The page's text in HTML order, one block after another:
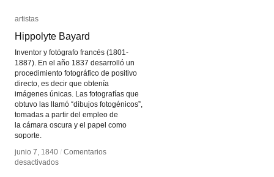
artistas
Hippolyte Bayard
Inventor y fotógrafo francés (1801-
1887). En el año 1837 desarrolló un
procedimiento fotográfico de positivo
directo, es decir que obtenía
imágenes únicas. Las fotografías que
obtuvo las llamó “dibujos fotogénicos”,
tomadas a partir del empleo de
la cámara oscura y el papel como
soporte.
junio 7, 1840 / Comentarios
desactivadosen
artistas
Hippolyte Bayard
junio 7, 1840 / Comentarios
desactivadosen